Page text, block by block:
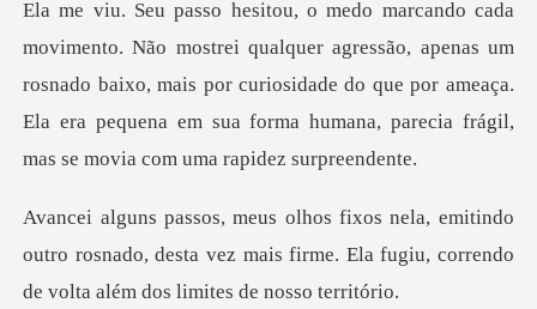
gressão, apenas um
rosnado baixo, mais por curiosidade do que por ameaça.
Ela era peq
do
outro rosnado, desta vez mais firme. Ela fugiu, c